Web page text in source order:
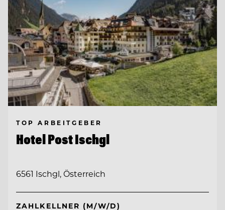
TOP ARBEITGEBER
Hotel Post Ischgl
6561 Ischgl, Österreich
ZAHLKELLNER (M/W/D)